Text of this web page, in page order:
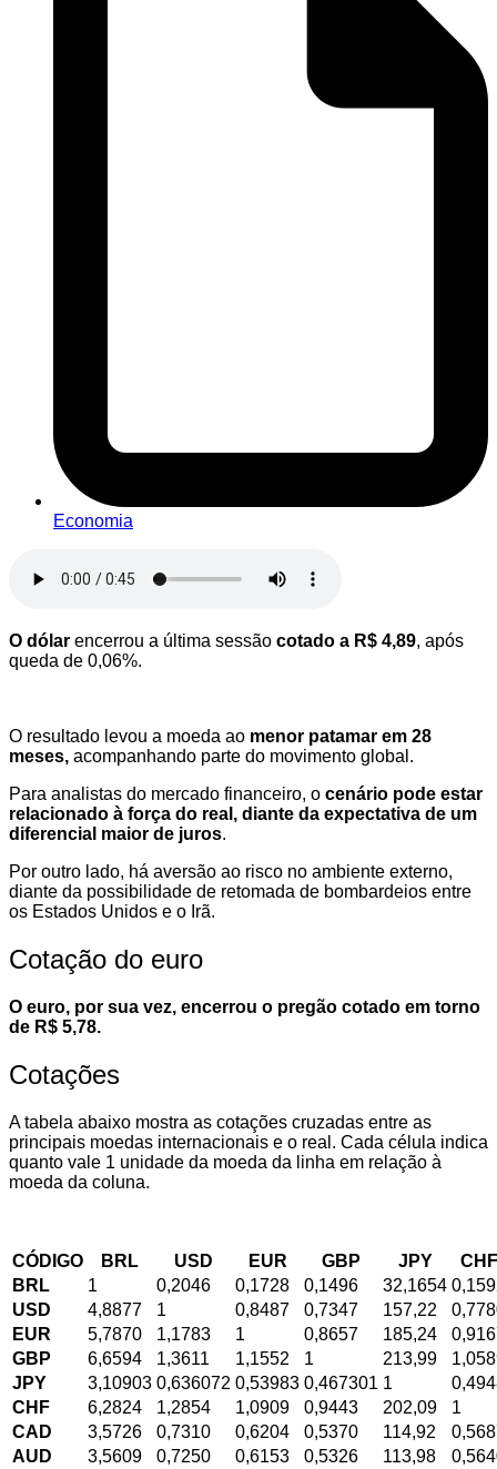
Economia
O dólar encerrou a última sessão cotado a R$ 4,89, após
queda de 0,06%.
O resultado levou a moeda ao menor patamar em 28
meses, acompanhando parte do movimento global.
Para analistas do mercado financeiro, o cenário pode estar
relacionado à força do real, diante da expectativa de um
diferencial maior de juros.
Por outro lado, há aversão ao risco no ambiente externo,
diante da possibilidade de retomada de bombardeios entre
os Estados Unidos e o Irã.
Cotação do euro
O euro, por sua vez, encerrou o pregão cotado em torno
de R$ 5,78.
Cotações
A tabela abaixo mostra as cotações cruzadas entre as
principais moedas internacionais e o real. Cada célula indica
quanto vale 1 unidade da moeda da linha em relação à
moeda da coluna.
CÓDIGO BRL USD EUR GBP JPY
CHF
BRL
1 0,2046 0,1728 0,1496 32,1654
USD
4,8877 1 0,8487 0,7347 157,22
EUR
5,7870 1,1783 1 0,8657 185,24
GBP
6,6594 1,3611 1,1552 1 213,99
JPY
3,10903 0,636072 0,53983 0,467301 1
CHF
6,2824 1,2854 1,0909 0,9443 202,09
1
CAD
3,5726 0,7310 0,6204 0,5370 114,92
AUD
3,5609 0,7250 0,6153 0,5326 113,98